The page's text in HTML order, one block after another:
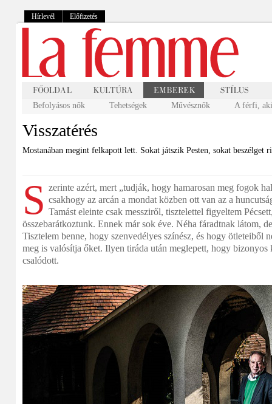
Hírlevél Előfizetés
Befolyásos nők Tehetségek Művésznők A férfi,
Visszatérés
Mostanában megint felkapott lett. Sokat játszik Pesten, sokat beszélget
S zerinte azért, mert „tudják, hogy hamarosan meg fogok
csakhogy az arcán a mondat közben ott van az a
Tamást eleinte csak messziről, tisztelettel figyeltem
összebarátkoztunk. Ennek már sok éve. Néha fáradtnak látom,
Tisztelem benne, hogy szenvedélyes színész, és hogy ötleteiből
meg is valósítja őket. Ilyen tiráda után meglepett, hogy bizonyos
csalódott.